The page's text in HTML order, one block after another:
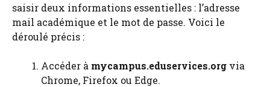
saisir deux informations essentielles : l’adresse
mail académique et le mot de passe. Voici le
déroulé précis :
Accéder à mycampus.eduservices.org via
Chrome, Firefox ou Edge.